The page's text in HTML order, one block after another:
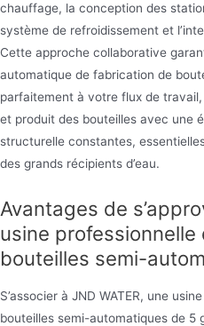
chauffage, la conception des
système de refroidissement et
Cette approche collaborative
automatique de fabrication de
parfaitement à votre flux de
et produit des bouteilles avec une
structurelle constantes,
des grands récipients d’eau.
Avantages de
usine
bouteilles semi-
S’associer à JND WATER, une
bouteilles semi-automatiques de 5